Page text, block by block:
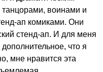
воинами и
ап комиками. Они
стенд-ап. И для меня
что я
мне нравится эта